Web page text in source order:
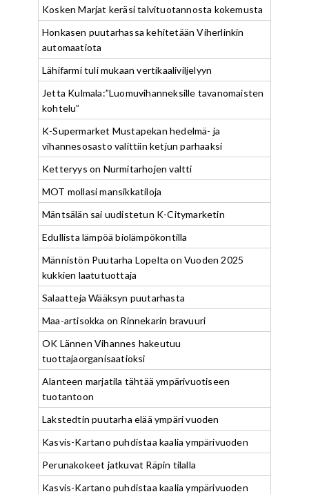
Kosken Marjat keräsi talvituotannosta kokemusta
Honkasen puutarhassa kehitetään Viherlinkin
automaatiota
Lähifarmi tuli mukaan vertikaaliviljelyyn
Jetta Kulmala:”Luomuvihanneksille tavanomaisten
kohtelu”
K-Supermarket Mustapekan hedelmä- ja
vihannesosasto valittiin ketjun parhaaksi
Ketteryys on Nurmitarhojen valtti
MOT mollasi mansikkatiloja
Mäntsälän sai uudistetun K-Citymarketin
Edullista lämpöä biolämpökontilla
Männistön Puutarha Lopelta on Vuoden 2025
kukkien laatutuottaja
Salaatteja Wääksyn puutarhasta
Maa-artisokka on Rinnekarin bravuuri
OK Lännen Vihannes hakeutuu
tuottajaorganisaatioksi
Alanteen marjatila tähtää ympärivuotiseen
tuotantoon
Lakstedtin puutarha elää ympäri vuoden
Kasvis-Kartano puhdistaa kaalia ympärivuoden
Perunakokeet jatkuvat Räpin tilalla
Kasvis-Kartano puhdistaa kaalia ympärivuoden